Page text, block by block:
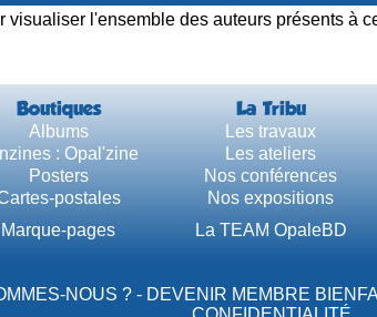
l'ensemble des auteurs présents à
Boutiques La Tribu
Albums Les travaux
: Opal'zine Les ateliers
Posters Nos conférences
postales Nos expositions
Marque-pages La TEAM OpaleBD
NOUS ? - DEVENIR MEMBRE